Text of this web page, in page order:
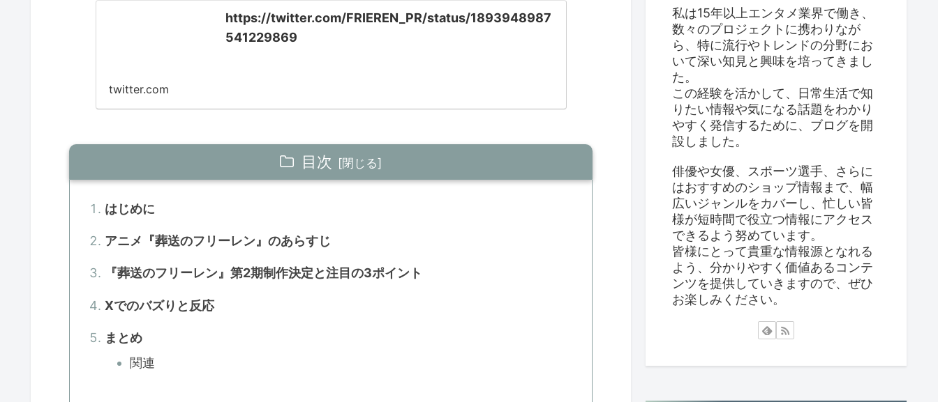
https://twitter.com/FRIEREN_PR/status/1893948987
541229869
twitter.com
目次
はじめに
アニメ『葬送のフリーレン』のあらすじ
『葬送のフリーレン』第2期制作決定と注目の3ポイント
Xでのバズりと反応
まとめ
関連
私は15年以上エンタメ業界で働き、
数々のプロジェクトに携わりなが
ら、特に流行やトレンドの分野にお
いて深い知見と興味を培ってきまし
た。
この経験を活かして、日常生活で知
りたい情報や気になる話題をわかり
やすく発信するために、ブログを開
設しました。
俳優や女優、スポーツ選手、さらに
はおすすめのショップ情報まで、幅
広いジャンルをカバーし、忙しい皆
様が短時間で役立つ情報にアクセス
できるよう努めています。
皆様にとって貴重な情報源となれる
よう、分かりやすく価値あるコンテ
ンツを提供していきますので、ぜひ
お楽しみください。